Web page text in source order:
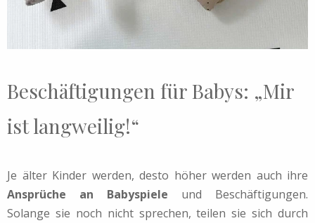
Beschäftigungen für Babys: „Mir
ist langweilig!“
Je älter Kinder werden, desto höher werden auch ihre
Ansprüche an Babyspiele und Beschäftigungen.
Solange sie noch nicht sprechen, teilen sie sich durch